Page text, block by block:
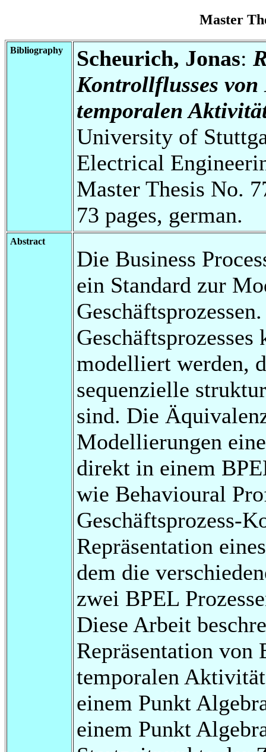
Master
Bibliography Scheurich, Jonas:
Kontrollflusses von
temporalen
University of
Electrical
Master Thesis No.
73 pages, german.
Abstract
Die Business
ein Standard zur
modelliert werden,
sequenzielle
sind. Die
Modellierungen
direkt in einem
wie Behavioural
Geschäftsprozess-
Repräsentation
dem die
zwei BPEL
Diese Arbeit
Repräsentation von
temporalen
einem Punkt
einem Punkt